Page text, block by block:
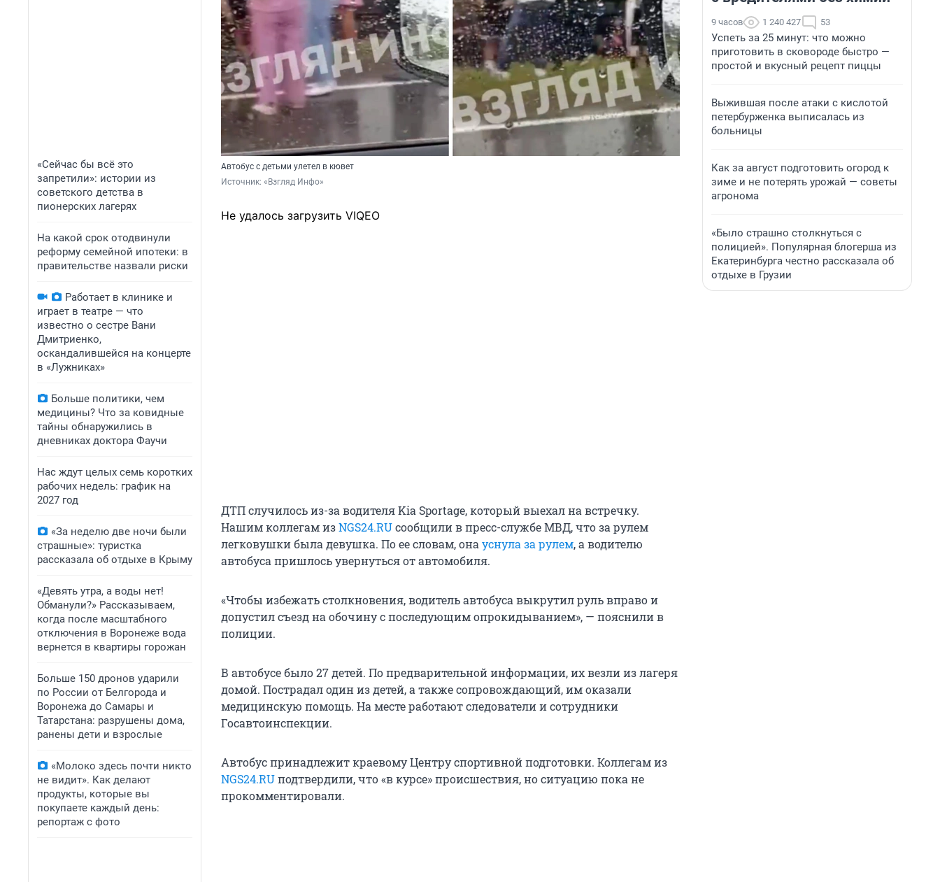
«Сейчас бы всё это
запретили»: истории из
советского детства в
пионерских лагерях
На какой срок отодвинули
реформу семейной ипотеки: в
правительстве назвали риски
Работает в клинике и
играет в театре — что
известно о сестре Вани
Дмитриенко,
оскандалившейся на концерте
в «Лужниках»
Больше политики, чем
медицины? Что за ковидные
тайны обнаружились в
дневниках доктора Фаучи
Нас ждут целых семь коротких
рабочих недель: график на
2027 год
«За неделю две ночи были
страшные»: туристка
рассказала об отдыхе в Крыму
«Девять утра, а воды нет!
Обманули?» Рассказываем,
когда после масштабного
отключения в Воронеже вода
вернется в квартиры горожан
Больше 150 дронов ударили
по России от Белгорода и
Воронежа до Самары и
Татарстана: разрушены дома,
ранены дети и взрослые
«Молоко здесь почти никто
не видит». Как делают
продукты, которые вы
покупаете каждый день:
репортаж с фото
Автобус с детьми улетел в кювет
Источник: «Взгляд Инфо»
Не удалось загрузить VIQEO
ДТП случилось из-за водителя Kia Sportage, который выехал на встречку.
Нашим коллегам изNGS24.RUсообщили в пресс-службе МВД, что за рулем
легковушки была девушка. По ее словам, она уснула за рулем, а водителю
автобуса пришлось увернуться от автомобиля.
«Чтобы избежать столкновения, водитель автобуса выкрутил руль вправо и
допустил съезд на обочину с последующим опрокидыванием», — пояснили в
полиции.
В автобусе было 27 детей. По предварительной информации, их везли из лагеря
домой. Пострадал один из детей, а также сопровождающий, им оказали
медицинскую помощь. На месте работают следователи и сотрудники
Госавтоинспекции.
Автобус принадлежит краевому Центру спортивной подготовки. Коллегам из
NGS24.RUподтвердили, что «в курсе» происшествия, но ситуацию пока не
прокомментировали.
9 часов 1 240 427 53
Успеть за 25 минут: что можно
приготовить в сковороде быстро —
простой и вкусный рецепт пиццы
Выжившая после атаки с кислотой
петербурженка выписалась из
больницы
Как за август подготовить огород к
зиме и не потерять урожай — советы
агронома
«Было страшно столкнуться с
полицией». Популярная блогерша из
Екатеринбурга честно рассказала об
отдыхе в Грузии